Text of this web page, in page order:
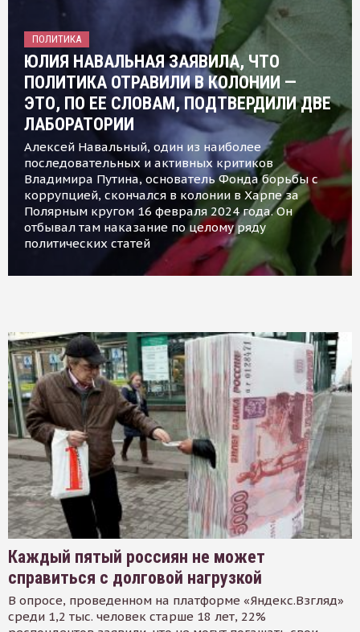
ПОЛИТИКА
ЮЛИЯ НАВАЛЬНАЯ ЗАЯВИЛА, ЧТО
ПОЛИТИКА ОТРАВИЛИ В КОЛОНИИ —
ЭТО, ПО ЕЕ СЛОВАМ, ПОДТВЕРДИЛИ ДВЕ
ЛАБОРАТОРИИ
Алексей Навальный, один из наиболее
последовательных и активных критиков
Владимира Путина, основатель Фонда борьбы с
коррупцией, скончался в колонии в Харпе за
Полярным кругом 16 февраля 2024 года. Он
отбывал там наказание по целому ряду
политических статей
Каждый пятый россиян не может
справиться с долговой нагрузкой
В опросе, проведенном на платформе «Яндекс.Взгляд»
среди 1,2 тыс. человек старше 18 лет, 22%